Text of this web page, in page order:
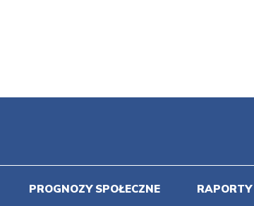
PROGNOZY SPOŁECZNE RAPORTY